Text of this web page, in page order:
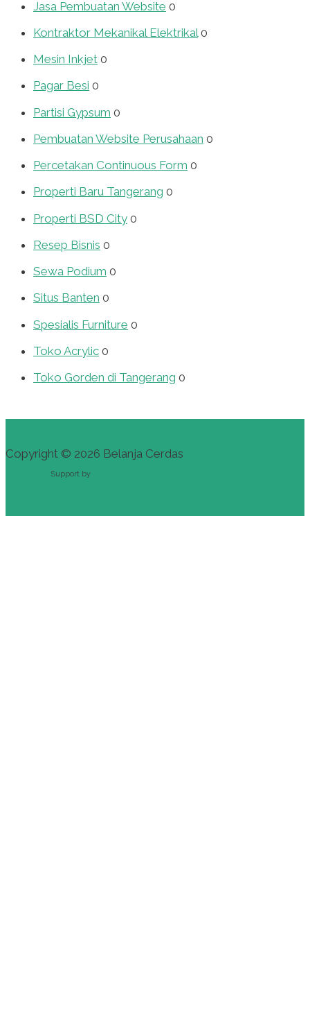
Jasa Pembuatan Website 0
Kontraktor Mekanikal Elektrikal 0
Mesin Inkjet 0
Pagar Besi 0
Partisi Gypsum 0
Pembuatan Website Perusahaan 0
Percetakan Continuous Form 0
Properti Baru Tangerang 0
Properti BSD City 0
Resep Bisnis 0
Sewa Podium 0
Situs Banten 0
Spesialis Furniture 0
Toko Acrylic 0
Toko Gorden di Tangerang 0
Copyright © 2026 Belanja Cerdas
Support by